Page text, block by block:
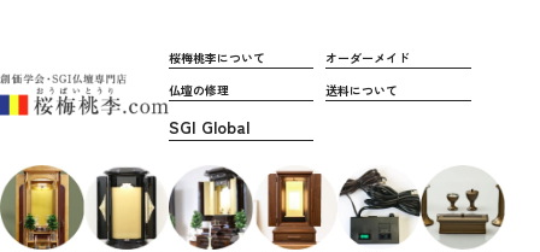
桜梅桃李について
オーダーメイド
仏壇の修理
送料について